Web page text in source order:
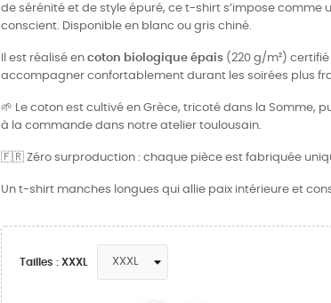
de sérénité et de style épuré, ce t-shirt s’impose comme
conscient. Disponible en blanc ou gris chiné.
Il est réalisé en coton biologique épais (220 g/m²)
accompagner confortablement durant les soirées plus
🌱 Le coton est cultivé en Grèce, tricoté dans la Somme,
à la commande dans notre atelier toulousain.
🇫🇷 Zéro surproduction : chaque pièce est fabriquée
Un t-shirt manches longues qui allie paix intérieure et
Tailles : XXXL